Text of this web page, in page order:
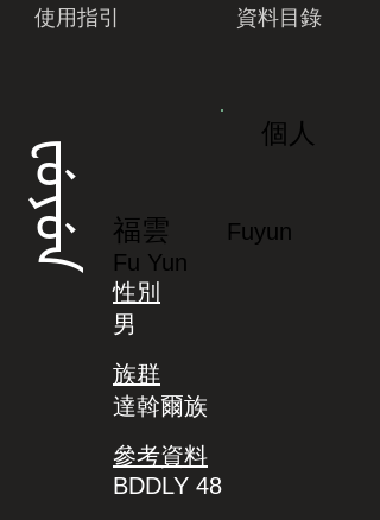
使用指引 資料目錄
ᡶᡠᠶᡠᠨ
個人
福雲
Fuyun
Fu Yun
性別
男
族群
達斡爾族
參考資料
BDDLY 48